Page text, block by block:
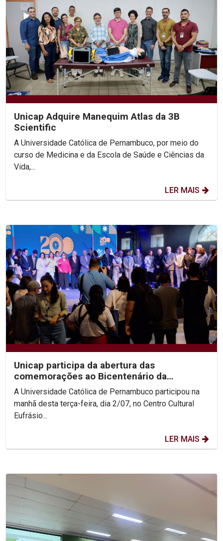
Unicap Adquire Manequim Atlas da 3B
Scientific
A Universidade Católica de Pernambuco, por meio do
curso de Medicina e da Escola de Saúde e Ciências da
Vida,...
LER MAIS
Unicap participa da abertura das
comemorações ao Bicentenário da
Confederação do Equador
A Universidade Católica de Pernambuco participou na
manhã desta terça-feira, dia 2/07, no Centro Cultural
Eufrásio...
LER MAIS